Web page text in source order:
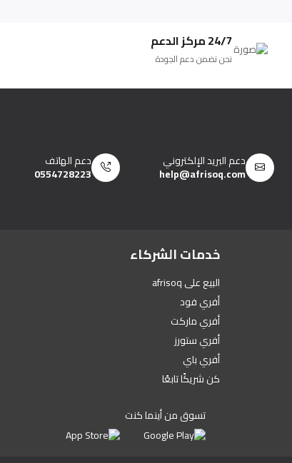
24/7 مركز الدعم
نحن نضمن دعم الجودة
دعم البريد الإلكتروني
help@afrisoq.com
دعم الهاتف
0554728223
خدمات الشركاء
البيع على afrisoq
أفري فود
أفري ماركت
أفري ستورز
أفري باي
كن شريكًا تابعًا
تسوق من أينما كنت